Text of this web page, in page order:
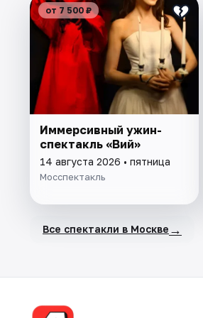
от 7 500 ₽
Иммерсивный ужин-
спектакль «Вий»
14 августа 2026 • пятница
Мосспектакль
Все спектакли в Москве →